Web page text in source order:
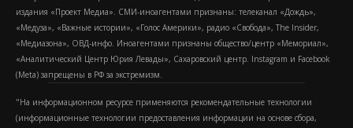
издания «Проект Медиа». СМИ-иноагентами признаны: телеканал «Дождь»,
«Медуза», «Важные истории», «Голос Америки», радио «Свобода», The Insider,
«Медиазона», ОВД-инфо. Иноагентами признаны общество/центр «Мемориал»,
«Аналитический Центр Юрия Левады», Сахаровский центр. Instagram и Facebook
(Metа) запрещены в РФ за экстремизм.
"На информационном ресурсе применяются рекомендательные технологии
(информационные технологии предоставления информации на основе сбора,